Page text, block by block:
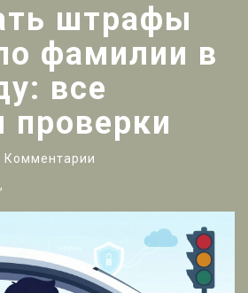
штрафы
фамилии в
все
проверки
Комментарии